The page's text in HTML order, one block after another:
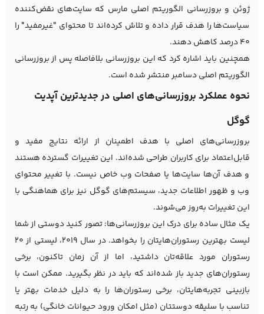
ژوئن و بروزرسانی الگوریتم اصلی مارس که سایت‌های نقض‌کننده
سیاست‌ها را هدف قرار داده و تلاش کرده‌اند تا محتوای "غیرمفید" را
40 درصد کاهش دهند.
همچنین باید اشاره کرد که این بروزرسانی بلافاصله پس از بروزرسانی
الگوریتم اصلی دسامبر منتشر شده است.
نحوه عملکرد بروزرسانی‌های اصلی در جدیدترین آپدیت
گوگل
بروزرسانی‌های اصلی با هدف اطمینان از ارائه نتایج مفید و
قابل‌اعتماد برای کاربران طراحی شده‌اند. این تغییرات گسترده هستند
و هدف آن‌ها سایت‌ها یا صفحات وب خاص نیست. با تغییر محتوای
وب و ظهور اطلاعات جدید، سیستم‌های گوگل نیز برای هماهنگی با
این تغییرات به‌روز می‌شوند.
یک مثال ساده برای درک این بروزرسانی‌ها: تصور کنید دوستی از شما
لیست بهترین رستوران‌هایتان را بخواهد. در سال ۲۰۱۹، لیستی از ۲۰
رستوران مورد علاقه‌تان داشتید، اما از آن زمان تاکنون، برخی
رستوران‌های جدید باز شده‌اند که باید در نظر بگیرید. ممکن است با
بازبینی تجربه‌هایتان، برخی رستوران‌ها را به دلیل خدمات بهتر یا
تناسب با سلیقه دوستتان (مثل امکان ورود حیوانات خانگی) به رتبه